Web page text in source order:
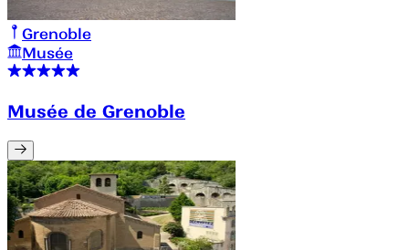
Grenoble
Musée
Musée de Grenoble